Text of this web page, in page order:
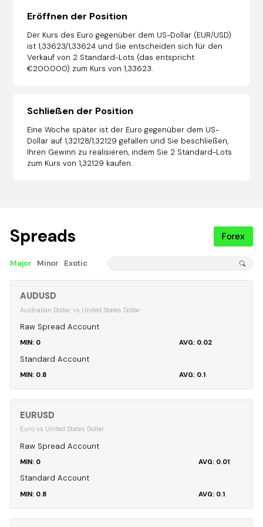
Eröffnen der Position
Der Kurs des Euro gegenüber dem US-Dollar (EUR/USD)
ist 1,33623/1,33624 und Sie entscheiden sich für den
Verkauf von 2 Standard-Lots (das entspricht
€200.000) zum Kurs von 1,33623.
Schließen der Position
Eine Woche später ist der Euro gegenüber dem US-
Dollar auf 1,32128/1,32129 gefallen und Sie beschließen,
Ihren Gewinn zu realisieren, indem Sie 2 Standard-Lots
zum Kurs von 1,32129 kaufen.
Spreads Forex
Major Minor Exotic
AUDUSD
Australian Dollar vs United States Dollar
0 0.02
0.8 0.1
Raw Spread Account
Standard Account
EURUSD
Euro vs United States Dollar
0 0.01
0.8 0.1
Raw Spread Account
Standard Account